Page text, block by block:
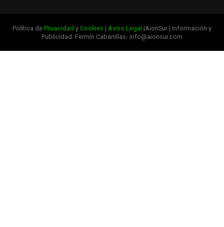
Política de Privacidad y Cookies | Aviso Legal |AionSur | Información y
Publicidad: Fermín Cabanillas- info@aionsur.com